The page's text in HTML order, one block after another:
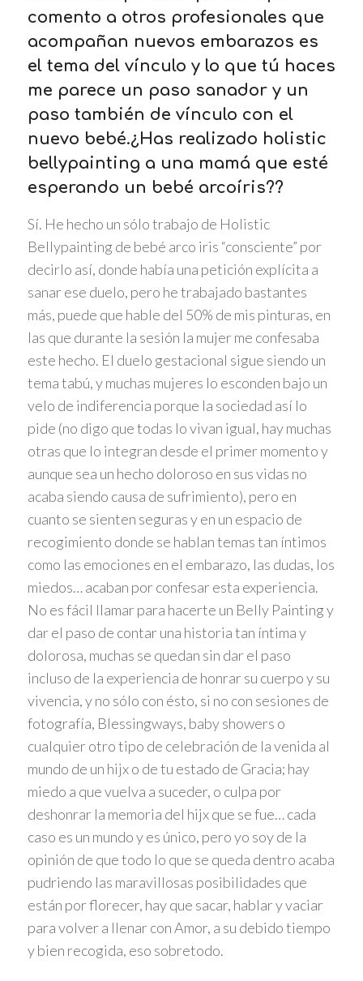
comento a otros profesionales que
acompañan nuevos embarazos es
el tema del vínculo y lo que tú haces
me parece un paso sanador y un
paso también de vínculo con el
nuevo bebé.¿Has realizado holistic
bellypainting a una mamá que esté
esperando un bebé arcoíris??
Sí. He hecho un sólo trabajo de Holistic
Bellypainting de bebé arco iris “consciente” por
decirlo así, donde había una petición explícita a
sanar ese duelo, pero he trabajado bastantes
más, puede que hable del 50% de mis pinturas, en
las que durante la sesión la mujer me confesaba
este hecho. El duelo gestacional sigue siendo un
tema tabú, y muchas mujeres lo esconden bajo un
velo de indiferencia porque la sociedad así lo
pide (no digo que todas lo vivan igual, hay muchas
otras que lo integran desde el primer momento y
aunque sea un hecho doloroso en sus vidas no
acaba siendo causa de sufrimiento), pero en
cuanto se sienten seguras y en un espacio de
recogimiento donde se hablan temas tan íntimos
como las emociones en el embarazo, las dudas, los
miedos… acaban por confesar esta experiencia.
No es fácil llamar para hacerte un Belly Painting y
dar el paso de contar una historia tan íntima y
dolorosa, muchas se quedan sin dar el paso
incluso de la experiencia de honrar su cuerpo y su
vivencia, y no sólo con ésto, si no con sesiones de
fotografía, Blessingways, baby showers o
cualquier otro tipo de celebración de la venida al
mundo de un hijx o de tu estado de Gracia; hay
miedo a que vuelva a suceder, o culpa por
deshonrar la memoria del hijx que se fue… cada
caso es un mundo y es único, pero yo soy de la
opinión de que todo lo que se queda dentro acaba
pudriendo las maravillosas posibilidades que
están por florecer, hay que sacar, hablar y vaciar
para volver a llenar con Amor, a su debido tiempo
y bien recogida, eso sobretodo.